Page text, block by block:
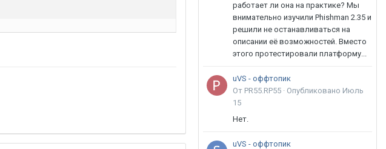
работает ли она на практике? Мы
внимательно изучили Phishman 2.35 и
решили не останавливаться на
описании её возможностей. Вместо
этого протестировали платформу...
uVS - оффтопик
От PR55.RP55 · Опубликовано Июль
15
Нет.
uVS - оффтопик